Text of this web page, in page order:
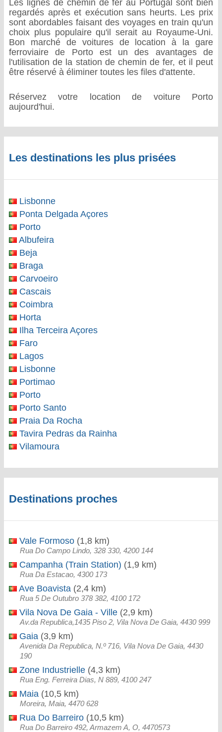
Les lignes de chemin de fer au Portugal sont bien
regardés après et exécution sans heurts. Les prix
sont abordables faisant des voyages en train qu'un
choix plus populaire qu'il serait au Royaume-Uni.
Bon marché de voitures de location à la gare
ferroviaire de Porto est un des avantages de
l'utilisation de la station de chemin de fer, et il peut
être réservé à éliminer toutes les files d'attente.
Réservez votre location de voiture Porto
aujourd'hui.
Les destinations les plus prisées
Lisbonne
Ponta Delgada Açores
Porto
Albufeira
Beja
Braga
Carvoeiro
Cascais
Coimbra
Horta
Ilha Terceira Açores
Faro
Lagos
Lisbonne
Portimao
Porto
Porto Santo
Praia Da Rocha
Tavira Pedras da Rainha
Vilamoura
Destinations proches
Vale Formoso (1,8 km)
Rua Do Campo Lindo, 328 330, 4200 144
Campanha (Train Station) (1,9 km)
Rua Da Estacao, 4300 173
Ave Boavista (2,4 km)
Rua 5 De Outubro 378 382, 4100 172
Vila Nova De Gaia - Ville (2,9 km)
Av.da Republica,1435 Piso 2, Vila Nova De Gaia, 4430 999
Gaia (3,9 km)
Avenida Da Republica, N.º 716, Vila Nova De Gaia, 4430
190
Zone Industrielle (4,3 km)
Rua Eng. Ferreira Dias, N 889, 4100 247
Maia (10,5 km)
Moreira, Maia, 4470 628
Rua Do Barreiro (10,5 km)
Rua Do Barreiro 492, Armazem A, O, 4470573